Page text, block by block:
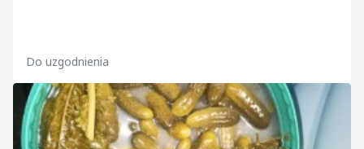
Do uzgodnienia